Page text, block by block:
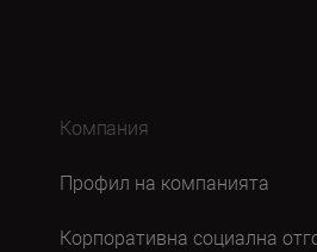
Компания
Профил на компанията
Корпоративна социална